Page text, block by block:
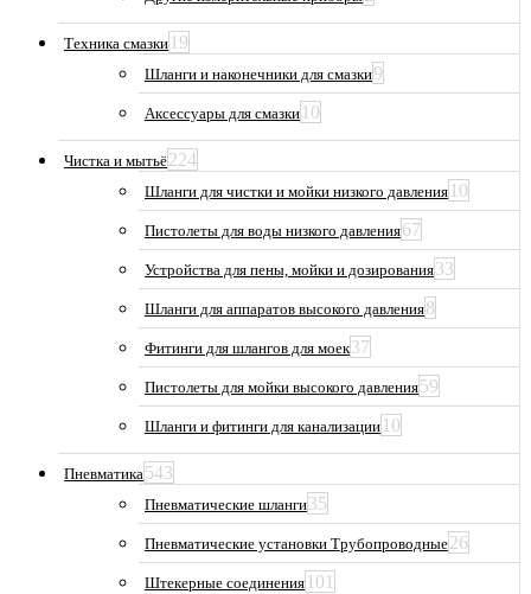
Техника смазки 19
Шланги и наконечники для смазки9
Аксессуары для смазки 10
Чистка и мытьё224
Шланги для чистки и мойки низкого давления 10
Пистолеты для воды низкого давления67
Устройства для пены, мойки и дозирования33
Шланги для аппаратов высокого давления8
Фитинги для шлангов для моек37
Пистолеты для мойки высокого давления59
Шланги и фитинги для канализации 10
Пневматика543
Пневматические шланги35
Пневматические установки Трубопроводные26
Штекерные соединения 101